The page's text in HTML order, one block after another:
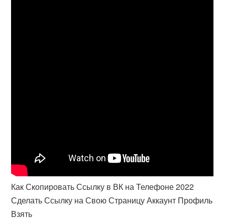
Как Скопировать Ссылку в ВК на Телефоне 2022
Сделать Ссылку на Свою Страницу Аккаунт Профиль
Взять